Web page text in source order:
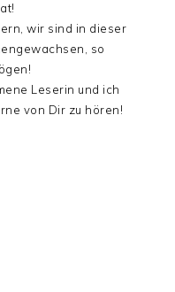
wir sind in dieser
so
Leserin und ich
von Dir zu hören!